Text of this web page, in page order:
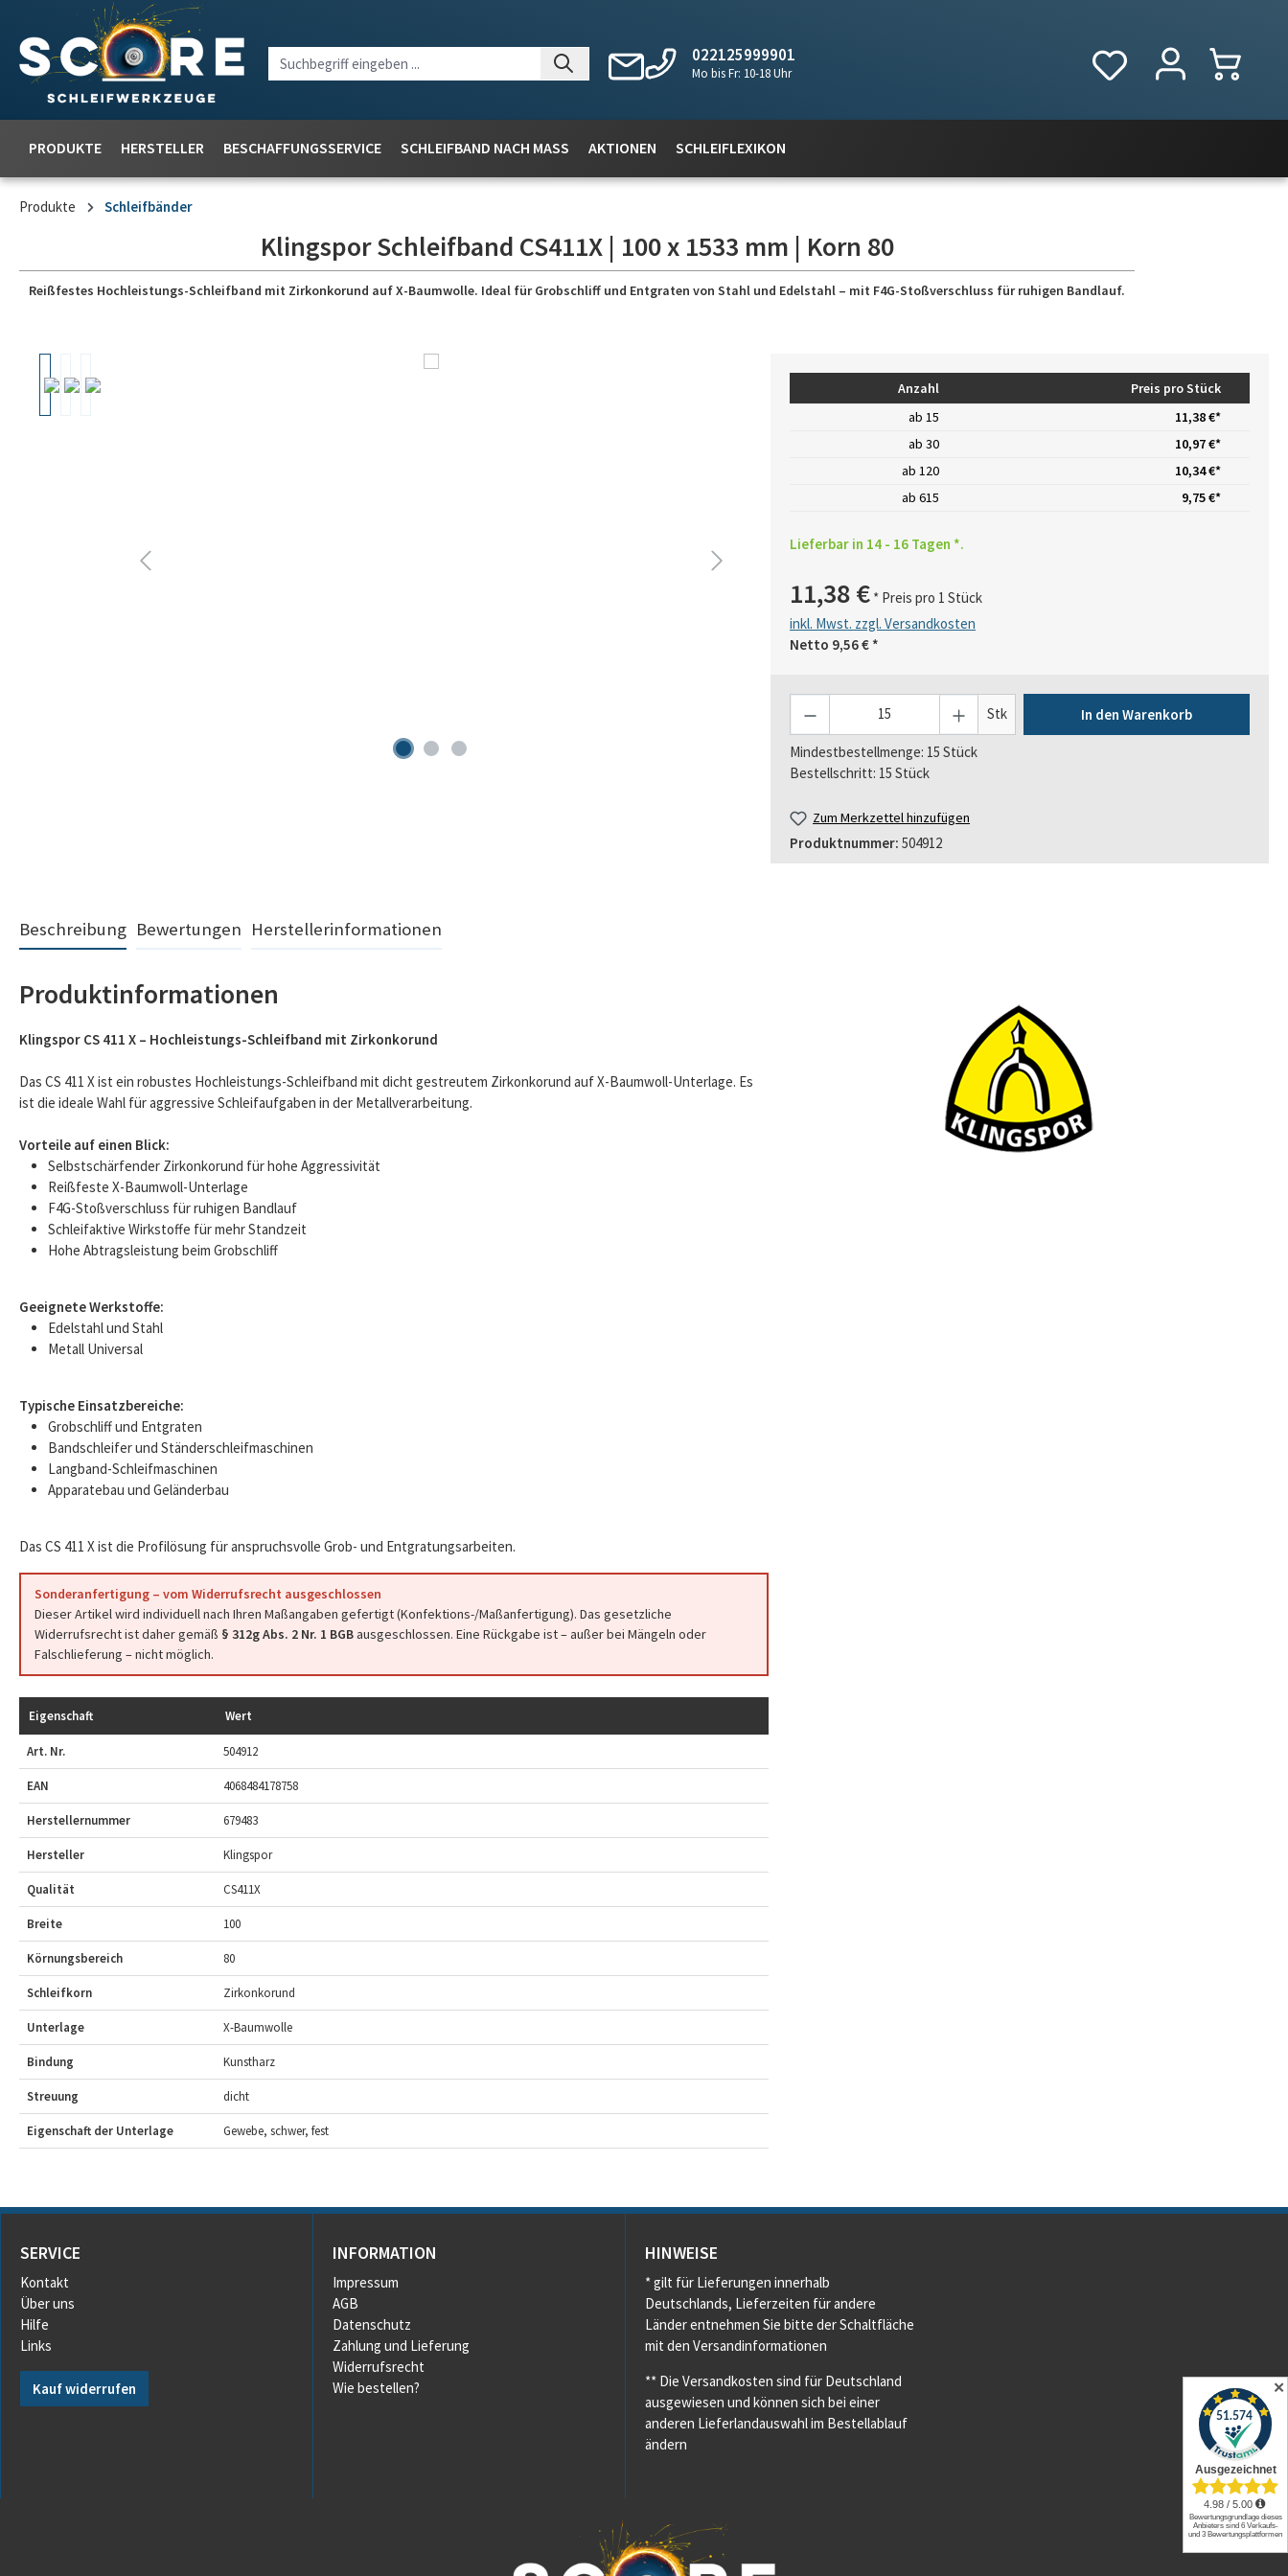
022125999901
Mo bis Fr: 10-18 Uhr
PRODUKTE HERSTELLER BESCHAFFUNGSSERVICE SCHLEIFBAND NACH MASS AKTIONEN SCHLEIFLEXIKON
Produkte Schleifbänder
Klingspor Schleifband CS411X | 100 x 1533 mm | Korn 80
Reißfestes Hochleistungs-Schleifband mit Zirkonkorund auf X-Baumwolle. Ideal für Grobschliff und Entgraten von Stahl und Edelstahl – mit F4G-Stoßverschluss für ruhigen Bandlauf.
Anzahl
Preis pro Stück
ab 15
11,38 €*
ab 30
10,97 €*
ab 120
10,34 €*
ab 615 9,75 €*
Lieferbar in 14 - 16 Tagen *.
11,38 € * Preis pro 1 Stück
inkl. Mwst. zzgl. Versandkosten
Netto 9,56 € *
Stk In den Warenkorb
Mindestbestellmenge: 15 Stück
Bestellschritt: 15 Stück
Zum Merkzettel hinzufügen
Produktnummer: 504912
Beschreibung Bewertungen Herstellerinformationen
Produktinformationen
Klingspor CS 411 X – Hochleistungs-Schleifband mit Zirkonkorund
Das CS 411 X ist ein robustes Hochleistungs-Schleifband mit dicht gestreutem Zirkonkorund auf X-Baumwoll-Unterlage. Es
ist die ideale Wahl für aggressive Schleifaufgaben in der Metallverarbeitung.
Vorteile auf einen Blick:
Selbstschärfender Zirkonkorund für hohe Aggressivität
Reißfeste X-Baumwoll-Unterlage
F4G-Stoßverschluss für ruhigen Bandlauf
Schleifaktive Wirkstoffe für mehr Standzeit
Hohe Abtragsleistung beim Grobschliff
Geeignete Werkstoffe:
Edelstahl und Stahl
Metall Universal
Typische Einsatzbereiche:
Grobschliff und Entgraten
Bandschleifer und Ständerschleifmaschinen
Langband-Schleifmaschinen
Apparatebau und Geländerbau
Das CS 411 X ist die Profilösung für anspruchsvolle Grob- und Entgratungsarbeiten.
Sonderanfertigung – vom Widerrufsrecht ausgeschlossen
Dieser Artikel wird individuell nach Ihren Maßangaben gefertigt (Konfektions-/Maßanfertigung). Das gesetzliche
Widerrufsrecht ist daher gemäß § 312g Abs. 2 Nr. 1 BGBausgeschlossen. Eine Rückgabe ist – außer bei Mängeln oder
Falschlieferung – nicht möglich.
Eigenschaft Wert
Art. Nr. 504912
EAN 4068484178758
Herstellernummer 679483
Hersteller Klingspor
Qualität CS411X
Breite 100
Körnungsbereich 80
Schleifkorn Zirkonkorund
Unterlage X-Baumwolle
Bindung Kunstharz
Streuung dicht
Eigenschaft der Unterlage Gewebe, schwer, fest
SERVICE
Kontakt
Über uns
Hilfe
Links
Kauf widerrufen
INFORMATION
Impressum
AGB
Datenschutz
Zahlung und Lieferung
Widerrufsrecht
Wie bestellen?
HINWEISE
* gilt für Lieferungen innerhalb
Deutschlands, Lieferzeiten für andere
Länder entnehmen Sie bitte der Schaltfläche
mit den Versandinformationen
** Die Versandkosten sind für Deutschland
ausgewiesen und können sich bei einer
anderen Lieferlandauswahl im Bestellablauf
ändern
✕